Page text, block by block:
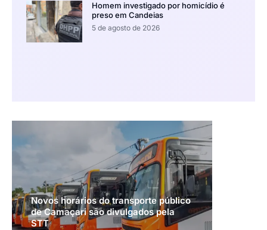
Homem investigado por homicídio é
preso em Candeias
5 de agosto de 2026
Novos horários do transporte público
de Camaçari são divulgados pela
STT